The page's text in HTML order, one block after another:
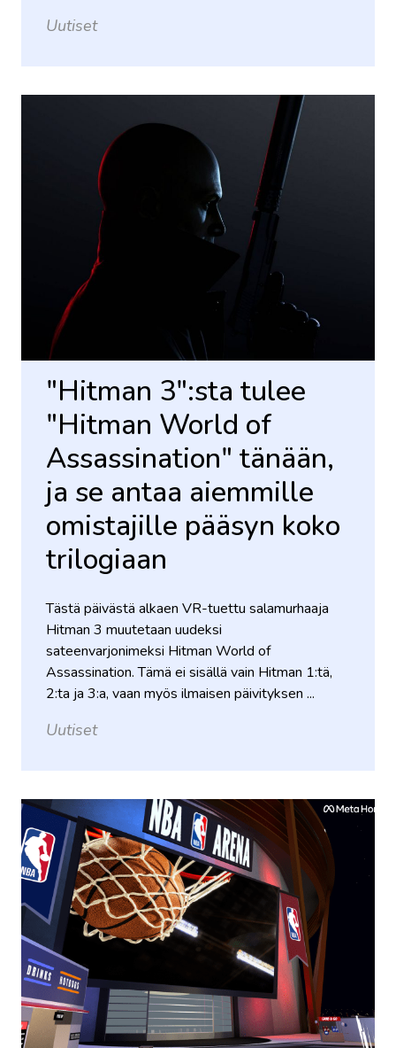
Uutiset
"Hitman 3":sta tulee
"Hitman World of
Assassination" tänään,
ja se antaa aiemmille
omistajille pääsyn koko
trilogiaan
Tästä päivästä alkaen VR-tuettu salamurhaaja
Hitman 3 muutetaan uudeksi
sateenvarjonimeksi Hitman World of
Assassination. Tämä ei sisällä vain Hitman 1:tä,
2:ta ja 3:a, vaan myös ilmaisen päivityksen ...
Uutiset